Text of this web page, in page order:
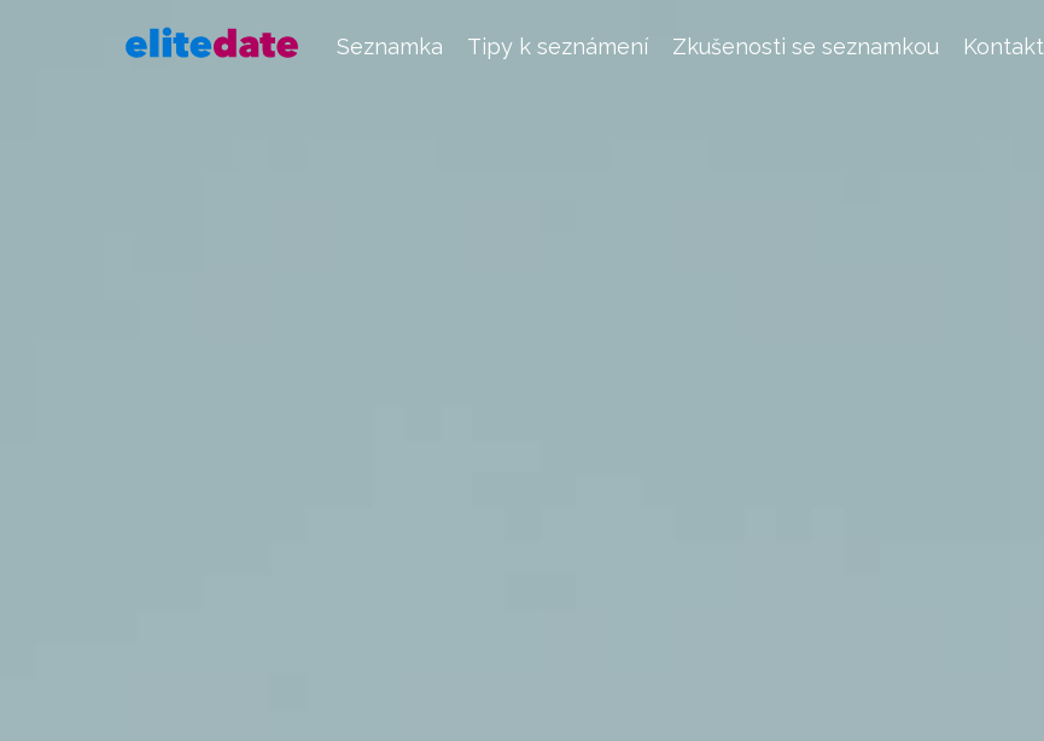
Seznamka Tipy k seznámení Zkušenosti se seznamkou Kontakt